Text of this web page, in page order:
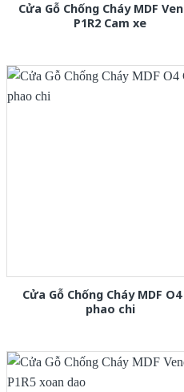
Cửa Gỗ Chống Cháy MDF
P1R2 Cam xe
Cửa Gỗ Chống Cháy MDF O4
phao chi